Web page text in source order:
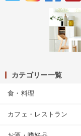
カテゴリー一覧
食・料理
カフェ・レストラン